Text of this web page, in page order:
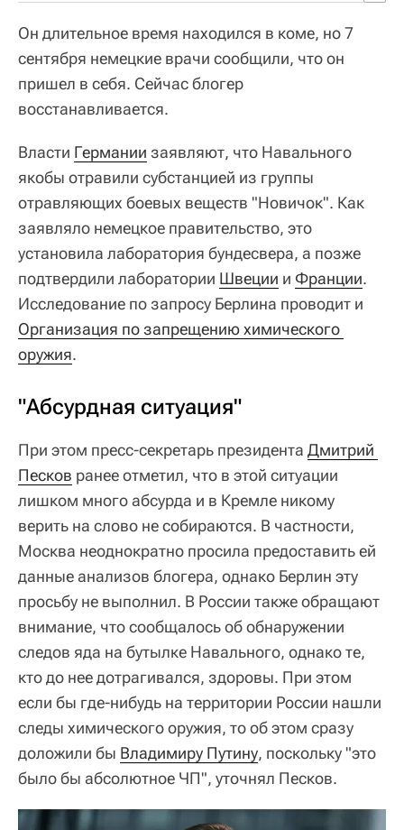
Он длительное время находился в коме, но 7
сентября немецкие врачи сообщили, что он
пришел в себя. Сейчас блогер
восстанавливается.
Власти Германии заявляют, что Навального
якобы отравили субстанцией из группы
отравляющих боевых веществ "Новичок". Как
заявляло немецкое правительство, это
установила лаборатория бундесвера, а позже
подтвердили лаборатории Швеции и Франции.
Исследование по запросу Берлина проводит и
Организация по запрещению химического
оружия.
"Абсурдная ситуация"
При этом пресс-секретарь президента Дмитрий
Песков ранее отметил, что в этой ситуации
лишком много абсурда и в Кремле никому
верить на слово не собираются. В частности,
Москва неоднократно просила предоставить ей
данные анализов блогера, однако Берлин эту
просьбу не выполнил. В России также обращают
внимание, что сообщалось об обнаружении
следов яда на бутылке Навального, однако те,
кто до нее дотрагивался, здоровы. При этом
если бы где-нибудь на территории России нашли
следы химического оружия, то об этом сразу
доложили бы Владимиру Путину, поскольку "это
было бы абсолютное ЧП", уточнял Песков.